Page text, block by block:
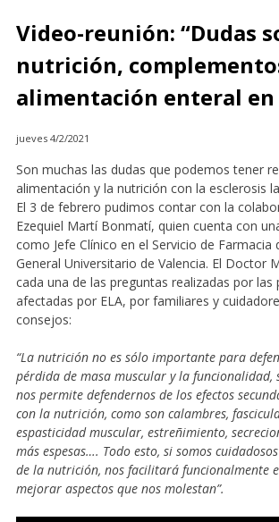
Video-reunión: “Dudas
nutrición,
alimentación enteral en
jueves 4/2/2021
Son muchas las dudas que podemos tener
alimentación y la nutrición con la esclerosis
El 3 de febrero pudimos contar con la
Ezequiel Martí Bonmatí, quien cuenta con
como Jefe Clínico en el Servicio de Farmacia
General Universitario de Valencia. El Doctor
cada una de las preguntas realizadas por las
afectadas por ELA, por familiares y
consejos:
“La nutrición no es sólo importante para
pérdida de masa muscular y la funcionalidad,
nos permite defendernos de los efectos
con la nutrición, como son calambres,
espasticidad muscular, estreñimiento,
más espesas…. Todo esto, si somos
de la nutrición, nos facilitará funcionalmente
mejorar aspectos que nos molestan”.